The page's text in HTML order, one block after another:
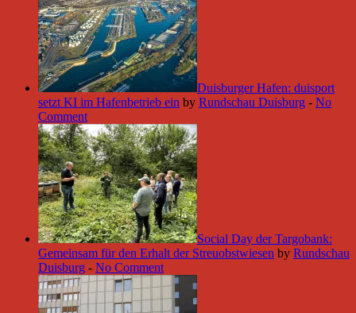
Duisburger Hafen: duisport
setzt KI im Hafenbetrieb ein by Rundschau Duisburg - No
Comment
Social Day der Targobank:
Gemeinsam für den Erhalt der Streuobstwiesen by Rundschau
Duisburg - No Comment